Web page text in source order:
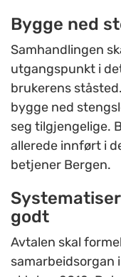
Bygge ned
Samhandlingen
utgangspunkt i
brukerens
bygge ned
seg tilgjengelige.
allerede innført i
betjener Bergen.
godt
Avtalen skal
samarbeidsorgan